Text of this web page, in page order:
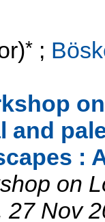
* ;
and
:
on
27 Nov